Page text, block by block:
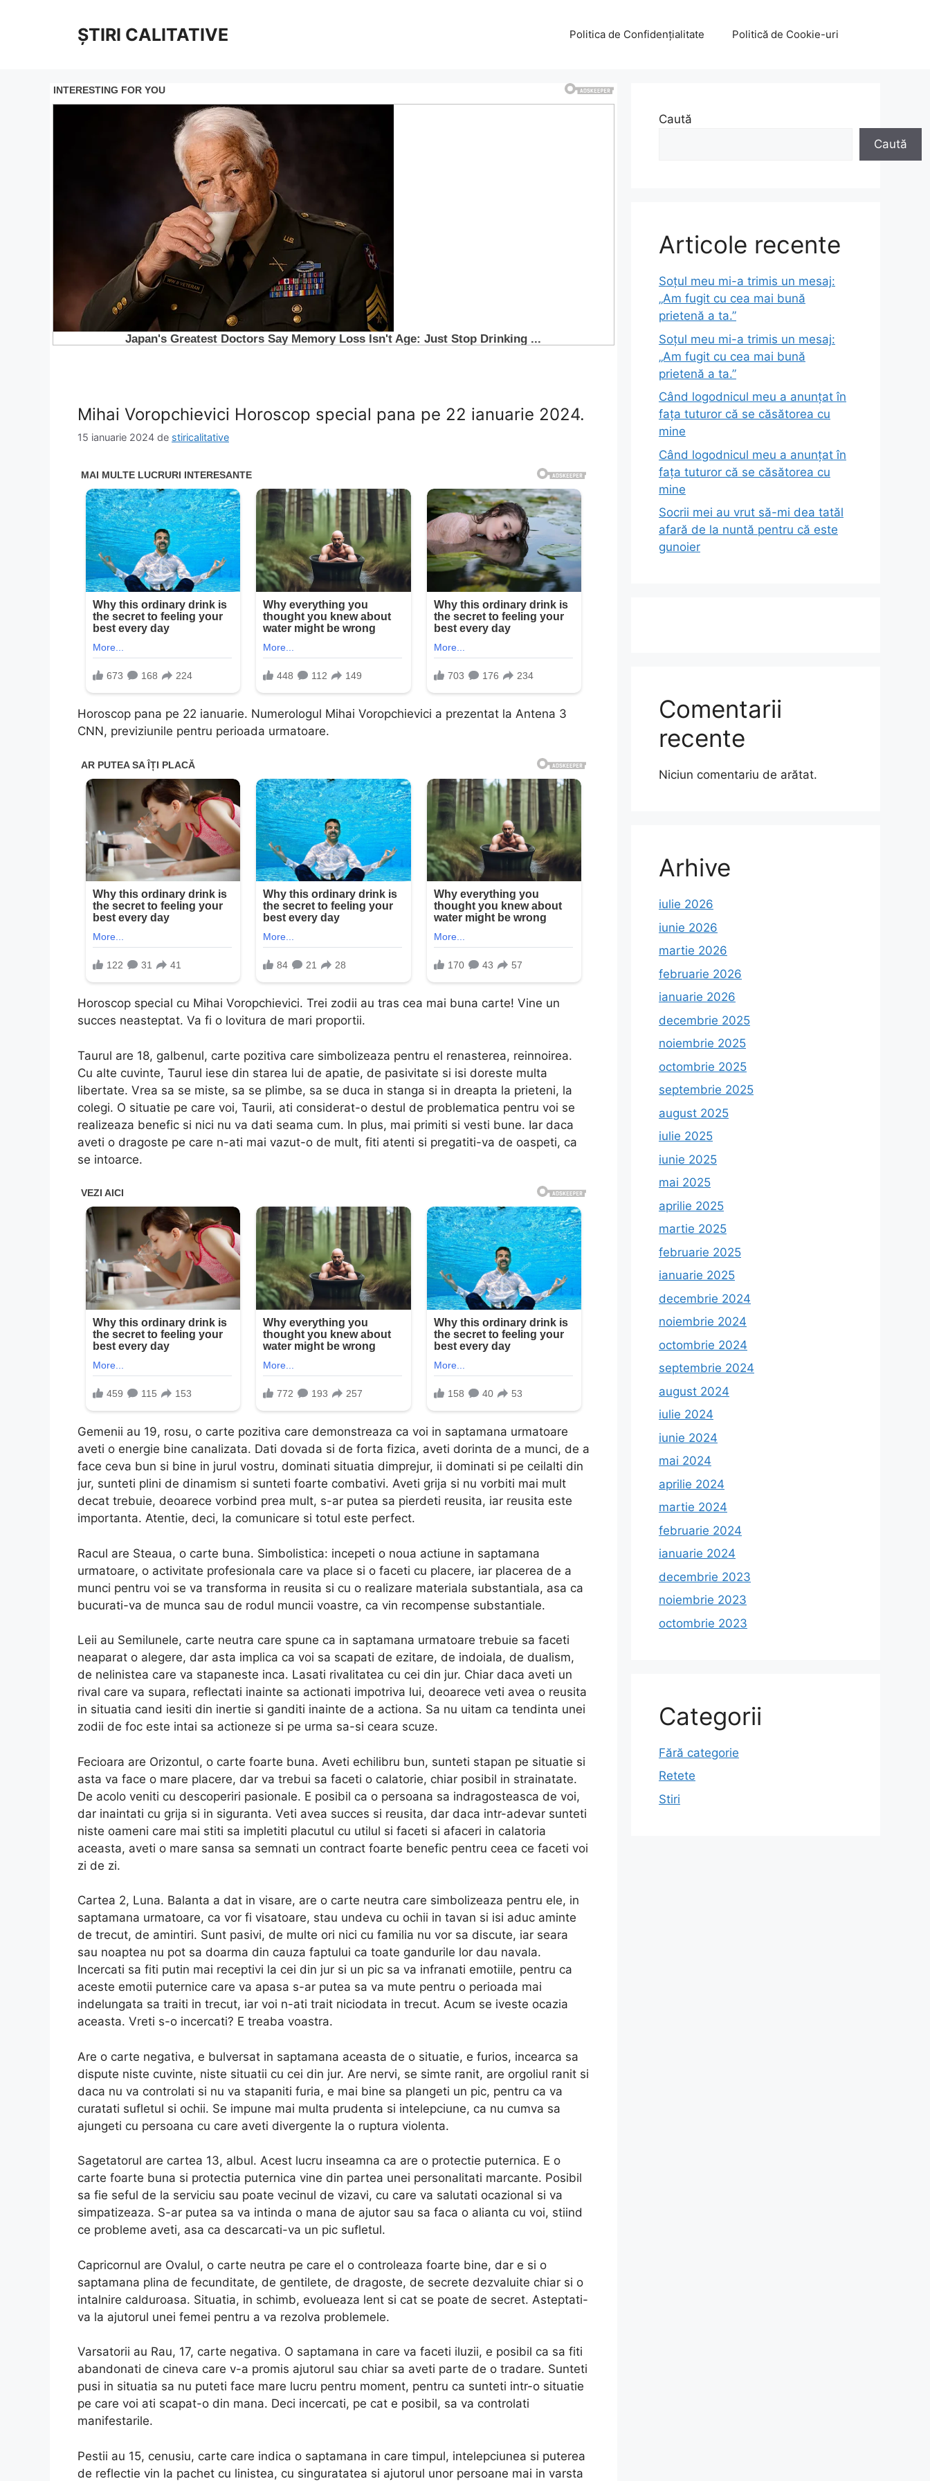
ȘTIRI CALITATIVE Politica de Confidențialitate Politică de Cookie-uri
Mihai Voropchievici Horoscop special pana pe 22 ianuarie 2024.
15 ianuarie 2024 de stiricalitative
Horoscop pana pe 22 ianuarie. Numerologul Mihai Voropchievici a prezentat la Antena 3
CNN, previziunile pentru perioada urmatoare.
Horoscop special cu Mihai Voropchievici. Trei zodii au tras cea mai buna carte! Vine un
succes neasteptat. Va fi o lovitura de mari proportii.
Taurul are 18, galbenul, carte pozitiva care simbolizeaza pentru el renasterea, reinnoirea.
Cu alte cuvinte, Taurul iese din starea lui de apatie, de pasivitate si isi doreste multa
libertate. Vrea sa se miste, sa se plimbe, sa se duca in stanga si in dreapta la prieteni, la
colegi. O situatie pe care voi, Taurii, ati considerat-o destul de problematica pentru voi se
realizeaza benefic si nici nu va dati seama cum. In plus, mai primiti si vesti bune. Iar daca
aveti o dragoste pe care n-ati mai vazut-o de mult, fiti atenti si pregatiti-va de oaspeti, ca
se intoarce.
Gemenii au 19, rosu, o carte pozitiva care demonstreaza ca voi in saptamana urmatoare
aveti o energie bine canalizata. Dati dovada si de forta fizica, aveti dorinta de a munci, de a
face ceva bun si bine in jurul vostru, dominati situatia dimprejur, ii dominati si pe ceilalti din
jur, sunteti plini de dinamism si sunteti foarte combativi. Aveti grija si nu vorbiti mai mult
decat trebuie, deoarece vorbind prea mult, s-ar putea sa pierdeti reusita, iar reusita este
importanta. Atentie, deci, la comunicare si totul este perfect.
Racul are Steaua, o carte buna. Simbolistica: incepeti o noua actiune in saptamana
urmatoare, o activitate profesionala care va place si o faceti cu placere, iar placerea de a
munci pentru voi se va transforma in reusita si cu o realizare materiala substantiala, asa ca
bucurati-va de munca sau de rodul muncii voastre, ca vin recompense substantiale.
Leii au Semilunele, carte neutra care spune ca in saptamana urmatoare trebuie sa faceti
neaparat o alegere, dar asta implica ca voi sa scapati de ezitare, de indoiala, de dualism,
de nelinistea care va stapaneste inca. Lasati rivalitatea cu cei din jur. Chiar daca aveti un
rival care va supara, reflectati inainte sa actionati impotriva lui, deoarece veti avea o reusita
in situatia cand iesiti din inertie si ganditi inainte de a actiona. Sa nu uitam ca tendinta unei
zodii de foc este intai sa actioneze si pe urma sa-si ceara scuze.
Fecioara are Orizontul, o carte foarte buna. Aveti echilibru bun, sunteti stapan pe situatie si
asta va face o mare placere, dar va trebui sa faceti o calatorie, chiar posibil in strainatate.
De acolo veniti cu descoperiri pasionale. E posibil ca o persoana sa indragosteasca de voi,
dar inaintati cu grija si in siguranta. Veti avea succes si reusita, dar daca intr-adevar sunteti
niste oameni care mai stiti sa impletiti placutul cu utilul si faceti si afaceri in calatoria
aceasta, aveti o mare sansa sa semnati un contract foarte benefic pentru ceea ce faceti voi
zi de zi.
Cartea 2, Luna. Balanta a dat in visare, are o carte neutra care simbolizeaza pentru ele, in
saptamana urmatoare, ca vor fi visatoare, stau undeva cu ochii in tavan si isi aduc aminte
de trecut, de amintiri. Sunt pasivi, de multe ori nici cu familia nu vor sa discute, iar seara
sau noaptea nu pot sa doarma din cauza faptului ca toate gandurile lor dau navala.
Incercati sa fiti putin mai receptivi la cei din jur si un pic sa va infranati emotiile, pentru ca
aceste emotii puternice care va apasa s-ar putea sa va mute pentru o perioada mai
indelungata sa traiti in trecut, iar voi n-ati trait niciodata in trecut. Acum se iveste ocazia
aceasta. Vreti s-o incercati? E treaba voastra.
Are o carte negativa, e bulversat in saptamana aceasta de o situatie, e furios, incearca sa
dispute niste cuvinte, niste situatii cu cei din jur. Are nervi, se simte ranit, are orgoliul ranit si
daca nu va controlati si nu va stapaniti furia, e mai bine sa plangeti un pic, pentru ca va
curatati sufletul si ochii. Se impune mai multa prudenta si intelepciune, ca nu cumva sa
ajungeti cu persoana cu care aveti divergente la o ruptura violenta.
Sagetatorul are cartea 13, albul. Acest lucru inseamna ca are o protectie puternica. E o
carte foarte buna si protectia puternica vine din partea unei personalitati marcante. Posibil
sa fie seful de la serviciu sau poate vecinul de vizavi, cu care va salutati ocazional si va
simpatizeaza. S-ar putea sa va intinda o mana de ajutor sau sa faca o alianta cu voi, stiind
ce probleme aveti, asa ca descarcati-va un pic sufletul.
Capricornul are Ovalul, o carte neutra pe care el o controleaza foarte bine, dar e si o
saptamana plina de fecunditate, de gentilete, de dragoste, de secrete dezvaluite chiar si o
intalnire calduroasa. Situatia, in schimb, evolueaza lent si cat se poate de secret. Asteptati-
va la ajutorul unei femei pentru a va rezolva problemele.
Varsatorii au Rau, 17, carte negativa. O saptamana in care va faceti iluzii, e posibil ca sa fiti
abandonati de cineva care v-a promis ajutorul sau chiar sa aveti parte de o tradare. Sunteti
pusi in situatia sa nu puteti face mare lucru pentru moment, pentru ca sunteti intr-o situatie
pe care voi ati scapat-o din mana. Deci incercati, pe cat e posibil, sa va controlati
manifestarile.
Pestii au 15, cenusiu, carte care indica o saptamana in care timpul, intelepciunea si puterea
de reflectie vin la pachet cu linistea, cu singuratatea si ajutorul unor persoane mai in varsta
Caută
Caută
Articole recente
Soțul meu mi-a trimis un mesaj:
„Am fugit cu cea mai bună
prietenă a ta.”
Soțul meu mi-a trimis un mesaj:
„Am fugit cu cea mai bună
prietenă a ta.”
Când logodnicul meu a anunțat în
fața tuturor că se căsătorea cu
mine
Când logodnicul meu a anunțat în
fața tuturor că se căsătorea cu
mine
Socrii mei au vrut să-mi dea tatăl
afară de la nuntă pentru că este
gunoier
Comentarii
recente
Niciun comentariu de arătat.
Arhive
iulie 2026
iunie 2026
martie 2026
februarie 2026
ianuarie 2026
decembrie 2025
noiembrie 2025
octombrie 2025
septembrie 2025
august 2025
iulie 2025
iunie 2025
mai 2025
aprilie 2025
martie 2025
februarie 2025
ianuarie 2025
decembrie 2024
noiembrie 2024
octombrie 2024
septembrie 2024
august 2024
iulie 2024
iunie 2024
mai 2024
aprilie 2024
martie 2024
februarie 2024
ianuarie 2024
decembrie 2023
noiembrie 2023
octombrie 2023
Categorii
Fără categorie
Retete
Stiri